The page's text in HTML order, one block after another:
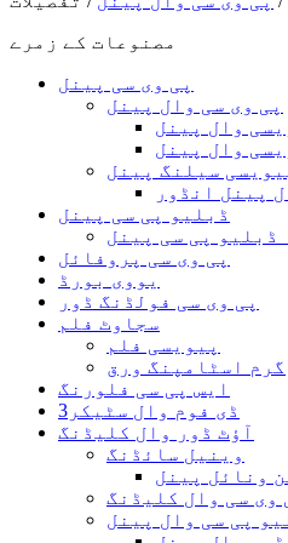
مصنوعات کے زمرے
پی وی سی پینل
پی وی سی وال پینل
وال پینل
وال پینل
سیلنگ پینل
پینل انڈور
ڈبلیو پی سی پینل
ڈبلیو پی سی پینل
پی وی سی پروفائل
یووی بورڈ
پی وی سی فولڈنگ ڈور
سجاوٹ فلم
پیویسی فلم
گرم اسٹامپنگ ورق
ایس پی سی فلورنگ
3ڈی فوم وال سٹیکر
آؤٹ ڈور وال کلیڈنگ
وینیل سائڈنگ
ونائل پینل
وی سی وال کلیڈنگ
پی سی وال پینل